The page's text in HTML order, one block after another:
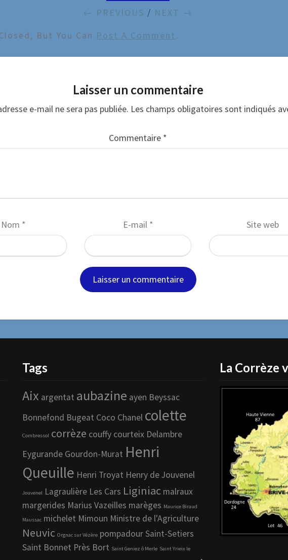
← PREVIOUS / NEXT →
But You Can Post A Comment.
Laisser un commentaire
e-mail ne sera pas publiée. Les champs obligatoires sont indiqués
Commentaire *
Nom * E-mail * Site web
Tags
Aix argentat aubazine ayen Beyssac
Bonnefond Bugeat Coco Chanel colette
Combressol corrèze couffy courteix Delambre
Eygurande Gourdon-Murat Henri
Queuille Henri Troyat Henry de Jouvenel
Jouvenel Lagraulière Les Cars Liginiac malraux
margerides Marius Vazeilles marèges Maurice Biraud
Maussac michelet Mimoun Ministre de l'Agriculture
Neuvic Orgnac sur Vézère pompadourSaint-Setiers
Saint Bonnet Près Bort Saint Geniez ô Merle Saint Yrieix le
La Corrèze